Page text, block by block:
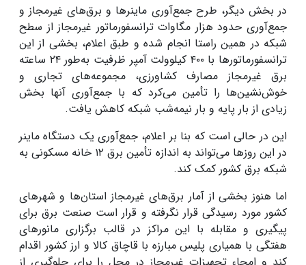
در بخش دیگر، طرح جمع‌آوری ماینرها و برق‌های غیرمجاز و
جمع‌آوری حدود هزار مگاوات ترانسفورماتور غیرمجاز از سطح
شبکه در همین راستا انجام شده و طبق اعلام، بخشی از این
ترانسفورماتورها با ۴۰۰ کیلوولت آمپر ظرفیت به‌طور ۲۴ ساعته
برق غیرمجاز مصارف کشاورزی، مجموعه‌های تجاری و
خوش‌نشین‌ها را تأمین می‌کرد که با جمع‌آوری آنها بخش
زیادی از بار پایه و بار نیمه‌شب شبکه کاهش یافت.
این در حالی است که بنا بر اعلام، جمع‌آوری یک دستگاه ماینر
در این روزها می‌تواند به اندازه تأمین برق ۱۲ خانه مسکونی به
شبکه برق کشور کمک کند.
اما هنوز بخشی از آمار برق‌های غیرمجاز استان‌ها و شهرهای
کشور مورد رسیدگی قرار نگرفته و قرار است صنعت برق برای
پیگیری و مقابله با این مراکز در قالب برگزاری مانورهای
هفتگی با همیاری پلیس مبارزه با قاچاق کالا و ارز کشور اقدام